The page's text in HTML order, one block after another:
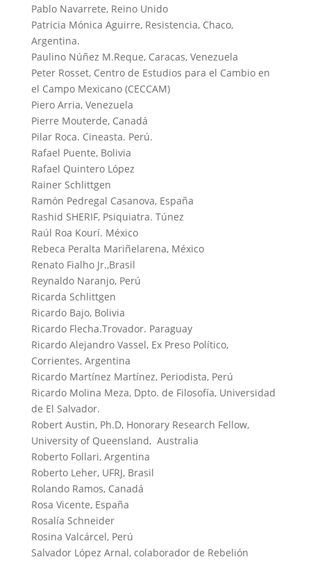
Pablo Navarrete, Reino Unido
Patricia Mónica Aguirre, Resistencia, Chaco,
Argentina.
Paulino Núñez M.Reque, Caracas, Venezuela
Peter Rosset, Centro de Estudios para el Cambio en
el Campo Mexicano (CECCAM)
Piero Arria, Venezuela
Pierre Mouterde, Canadá
Pilar Roca. Cineasta. Perú.
Rafael Puente, Bolivia
Rafael Quintero López
Rainer Schlittgen
Ramón Pedregal Casanova, España
Rashid SHERIF, Psiquiatra. Túnez
Raúl Roa Kourí. México
Rebeca Peralta Mariñelarena, México
Renato Fialho Jr.,Brasil
Reynaldo Naranjo, Perú
Ricarda Schlittgen
Ricardo Bajo, Bolivia
Ricardo Flecha.Trovador. Paraguay
Ricardo Alejandro Vassel, Ex Preso Político,
Corrientes, Argentina
Ricardo Martínez Martínez, Periodista, Perú
Ricardo Molina Meza, Dpto. de Filosofía, Universidad
de El Salvador.
Robert Austin, Ph.D, Honorary Research Fellow,
University of Queensland, Australia
Roberto Follari, Argentina
Roberto Leher, UFRJ, Brasil
Rolando Ramos, Canadá
Rosa Vicente, España
Rosalía Schneider
Rosina Valcárcel, Perú
Salvador López Arnal, colaborador de Rebelión